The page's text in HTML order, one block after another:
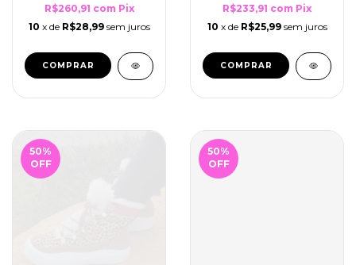
R$260,91 com Pix
10 x de R$28,99 sem juros
COMPRAR
R$233,91 com Pix
10 x de R$25,99 sem juros
COMPRAR
50%
OFF
50%
OFF